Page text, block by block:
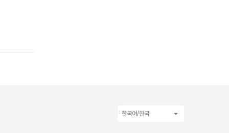
한국어/한국